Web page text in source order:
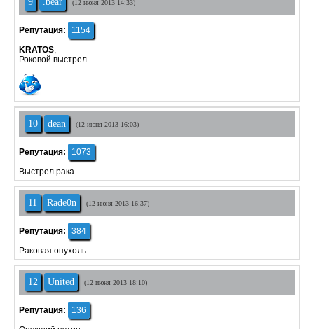
(12 июня 2013 14:33)
Репутация:
1154
KRATOS,
Роковой выстрел.
10 dean (12 июня 2013 16:03)
Репутация:
1073
Выстрел рака
11 Rade0n (12 июня 2013 16:37)
Репутация:
384
Раковая опухоль
12 United (12 июня 2013 18:10)
Репутация:
136